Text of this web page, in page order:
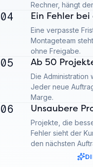
Rechner, hängt
04 Ein Fehler
Eine verpasste
Montageteam
ohne Freigabe.
05 Ab 50
Die Administration
Jeder neue
Marge.
06 Unsaubere
Projekte, die
Fehler sieht der
den nächsten